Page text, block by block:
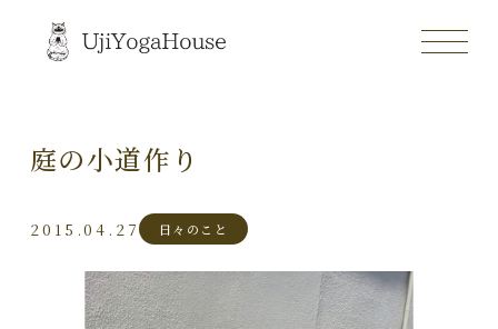
庭の小道作り
2015.04.27 日々のこと